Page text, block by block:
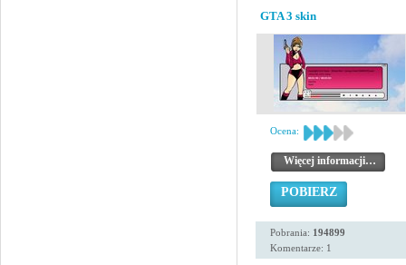
GTA 3 skin
Ocena:
Więcej informacji…
POBIERZ
Pobrania: 194899
Komentarze: 1